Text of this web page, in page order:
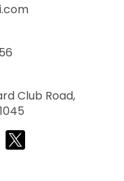
Club Road,